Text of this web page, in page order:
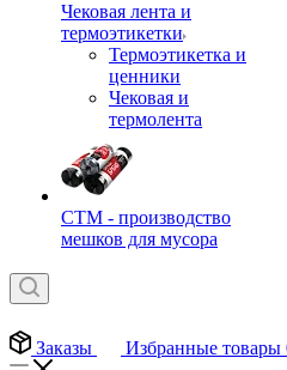
Чековая лента и
термоэтикетки
Термоэтикетка и
ценники
Чековая и
термолента
СТМ - производство
мешков для мусора
Заказы Избранные товары